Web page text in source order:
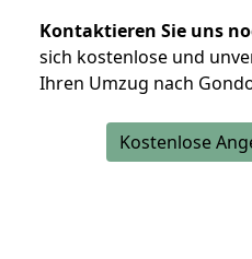
Kontaktieren Sie uns
sich kostenlose und
Ihren Umzug nach
Kostenlose